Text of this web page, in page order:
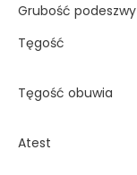
Grubość podeszwy
Tęgość
Tęgość obuwia
Atest